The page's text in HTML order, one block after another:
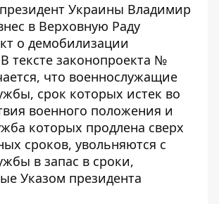
Украины Владимир
в Верховную Раду
о демобилизации
тексте законопроекта №
что военнослужащие
срок которых истек во
военного положения и
которых продлена сверх
сроков, увольняются с
в запас в сроки,
Указом президента